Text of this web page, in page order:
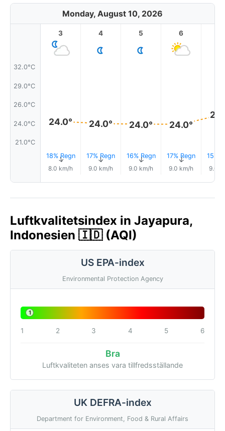
Monday, August 10, 2026
32.0°C
29.0°C
26.0°C
24.0°C
21.0°C
3
24.0°
18% Regn
↑
8.0 km/h
4
24.0°
17% Regn
↑
9.0 km/h
5
24.0°
16% Regn
↑
9.0 km/h
6
24.0°
17% Regn
↑
9.0 km/h
15%
9.0
Luftkvalitetsindex in Jayapura,
Indonesien 🇮🇩 (AQI)
US EPA-index
Environmental Protection Agency
1
1 2 3 4 5 6
Bra
Luftkvaliteten anses vara tillfredsställande
UK DEFRA-index
Department for Environment, Food & Rural Affairs